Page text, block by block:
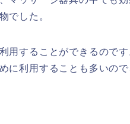
でした。
用することができるので
に利用することも多いの